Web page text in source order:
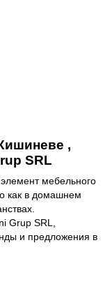
,
SRL
мебельного
как в домашнем
Grup SRL,
и предложения в